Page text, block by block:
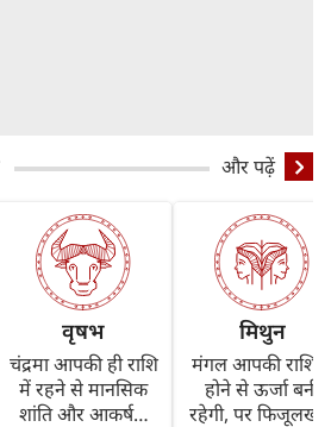
और पढ़ें
वृषभ
चंद्रमा आपकी ही राशि
में रहने से मानसिक
शांति और आकर्षण
मिथुन
मंगल आपकी राशि
होने से ऊर्जा बनी
रहेगी, पर